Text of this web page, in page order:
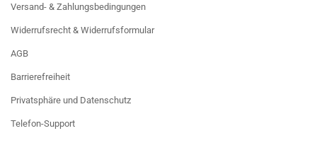
Versand- & Zahlungsbedingungen
Widerrufsrecht & Widerrufsformular
AGB
Barrierefreiheit
Privatsphäre und Datenschutz
Telefon-Support